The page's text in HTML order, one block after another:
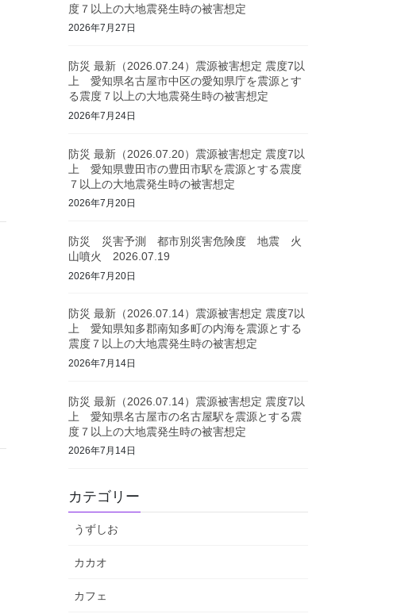
度７以上の大地震発生時の被害想定
2026年7月27日
防災 最新（2026.07.24）震源被害想定 震度7以
上 愛知県名古屋市中区の愛知県庁を震源とす
る震度７以上の大地震発生時の被害想定
2026年7月24日
防災 最新（2026.07.20）震源被害想定 震度7以
上 愛知県豊田市の豊田市駅を震源とする震度
７以上の大地震発生時の被害想定
2026年7月20日
防災 災害予測 都市別災害危険度 地震 火
山噴火 2026.07.19
2026年7月20日
防災 最新（2026.07.14）震源被害想定 震度7以
上 愛知県知多郡南知多町の内海を震源とする
震度７以上の大地震発生時の被害想定
2026年7月14日
防災 最新（2026.07.14）震源被害想定 震度7以
上 愛知県名古屋市の名古屋駅を震源とする震
度７以上の大地震発生時の被害想定
2026年7月14日
カテゴリー
うずしお
カカオ
カフェ